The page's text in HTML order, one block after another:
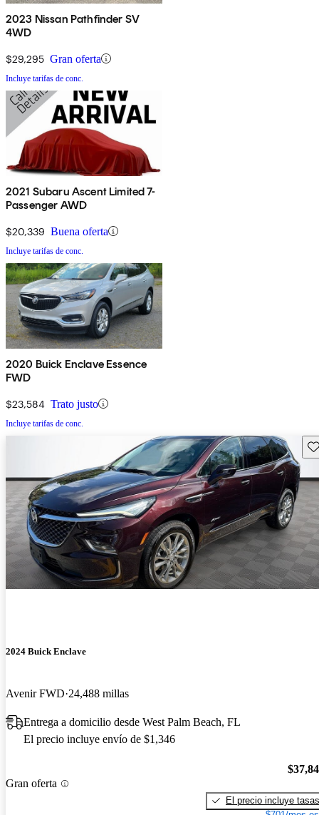
2023 Nissan Pathfinder SV
4WD
$29,295 Gran oferta
Incluye tarifas de conc.
2021 Subaru Ascent Limited 7-
Passenger AWD
$20,339 Buena oferta
Incluye tarifas de conc.
2020 Buick Enclave Essence
FWD
$23,584 Trato justo
Incluye tarifas de conc.
2024 Buick Enclave
Avenir FWD 24,488 millas
Entrega a domicilio desde West Palm Beach, FL
El precio incluye envío de $1,346
Gran oferta
El precio incluye tasas